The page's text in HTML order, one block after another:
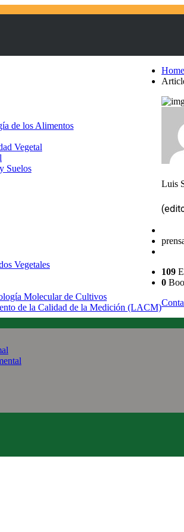
de los Alimentos
Vegetal
Suelos
Vegetales
Molecular de Cultivos
de la Calidad de la Medición (LACM)
Home
Luis
109
0